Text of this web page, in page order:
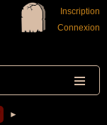
Inscription
Connexion
►